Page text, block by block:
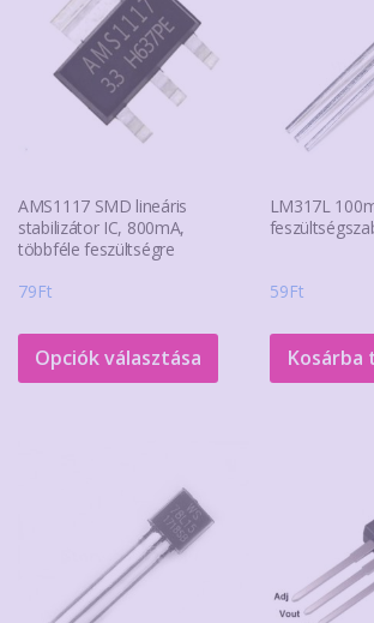
AMS1117 SMD lineáris
stabilizátor IC, 800mA,
többféle feszültségre
79Ft
Opciók választása
terméknek
termékoldalon
LM317L
59Ft
Kosárba